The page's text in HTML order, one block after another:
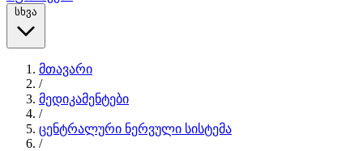
სხვა
მთავარი
/
მედიკამენტები
/
ცენტრალური ნერვული სისტემა
/